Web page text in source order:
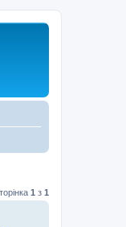
1 з 1